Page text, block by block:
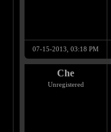
07-15-2013, 03:18 PM
Che
Unregistered